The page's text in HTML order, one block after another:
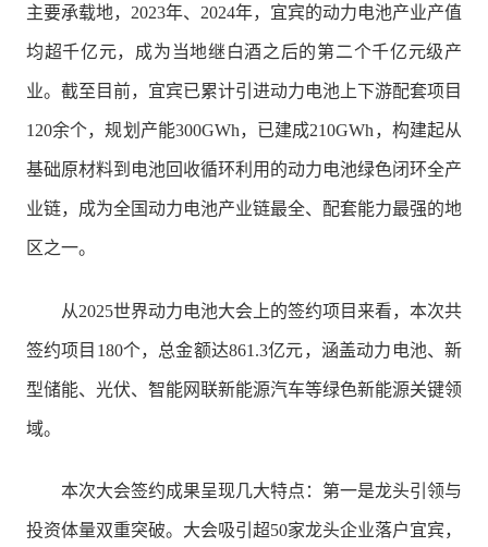
主要承载地，2023年、2024年，宜宾的动力电池产业产值
均超千亿元，成为当地继白酒之后的第二个千亿元级产
业。截至目前，宜宾已累计引进动力电池上下游配套项目
120余个，规划产能300GWh，已建成210GWh，构建起从
基础原材料到电池回收循环利用的动力电池绿色闭环全产
业链，成为全国动力电池产业链最全、配套能力最强的地
区之一。
从2025世界动力电池大会上的签约项目来看，本次共
签约项目180个，总金额达861.3亿元，涵盖动力电池、新
型储能、光伏、智能网联新能源汽车等绿色新能源关键领
域。
本次大会签约成果呈现几大特点：第一是龙头引领与
投资体量双重突破。大会吸引超50家龙头企业落户宜宾，